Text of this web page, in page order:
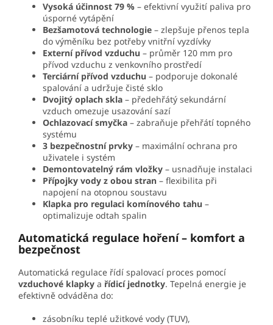
Vysoká účinnost 79 % – efektivní využití paliva pro
úsporné vytápění
Bezšamotová technologie – zlepšuje přenos tepla
do výměníku bez potřeby vnitřní vyzdívky
Externí přívod vzduchu – průměr 120 mm pro
přívod vzduchu z venkovního prostředí
Terciární přívod vzduchu – podporuje dokonalé
spalování a udržuje čisté sklo
Dvojitý oplach skla – předehřátý sekundární
vzduch omezuje usazování sazí
Ochlazovací smyčka – zabraňuje přehřátí topného
systému
3 bezpečnostní prvky – maximální ochrana pro
uživatele i systém
Demontovatelný rám vložky – usnadňuje instalaci
Přípojky vody z obou stran – flexibilita při
napojení na otopnou soustavu
Klapka pro regulaci komínového tahu –
optimalizuje odtah spalin
Automatická regulace hoření – komfort a
bezpečnost
Automatická regulace řídí spalovací proces pomocí
vzduchové klapky a řídicí jednotky. Tepelná energie je
efektivně odváděna do:
zásobníku teplé užitkové vody (TUV),